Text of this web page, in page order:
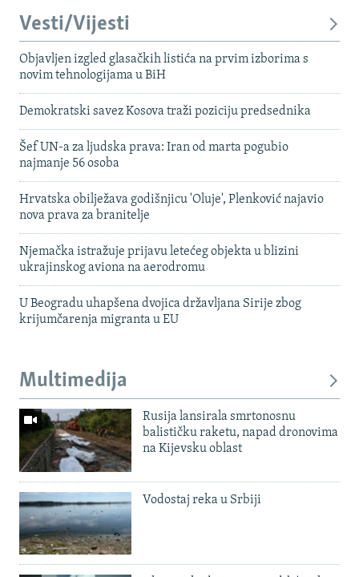
Vesti/Vijesti
Objavljen izgled glasačkih listića na prvim izborima s
novim tehnologijama u BiH
Demokratski savez Kosova traži poziciju predsednika
Šef UN-a za ljudska prava: Iran od marta pogubio
najmanje 56 osoba
Hrvatska obilježava godišnjicu 'Oluje', Plenković najavio
nova prava za branitelje
Njemačka istražuje prijavu letećeg objekta u blizini
ukrajinskog aviona na aerodromu
U Beogradu uhapšena dvojica državljana Sirije zbog
krijumčarenja migranta u EU
Multimedija
Rusija lansirala smrtonosnu
balističku raketu, napad dronovima
na Kijevsku oblast
Vodostaj reka u Srbiji